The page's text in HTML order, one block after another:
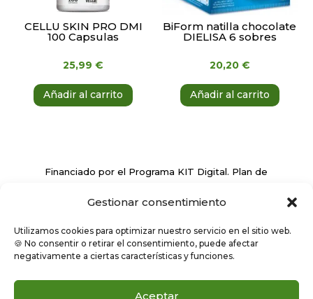
Gestionar consentimiento
Utilizamos cookies para optimizar nuestro servicio en el sitio web.
🍪 No consentir o retirar el consentimiento, puede afectar
negativamente a ciertas características y funciones.
Aceptar
CELLU SKIN PRO DMI
100 Capsulas
25,99€
Añadir al carrito
BiForm natilla chocolate
DIELISA 6 sobres
20,20 €
Añadir al carrito
Financiado por el Programa KIT Digital. Plan de
España ‘Next Generation EU’